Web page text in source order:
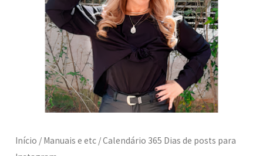
Início / Manuais e etc / Calendário 365 Dias de posts para